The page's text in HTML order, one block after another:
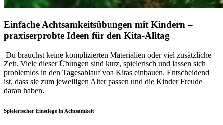
Einfache Achtsamkeitsübungen mit Kindern –
praxiserprobte Ideen für den Kita-Alltag
Du brauchst keine komplizierten Materialien oder viel zusätzliche
Zeit. Viele dieser Übungen sind kurz, spielerisch und lassen sich
problemlos in den Tagesablauf von Kitas einbauen. Entscheidend
ist, dass sie zum jeweiligen Alter passen und die Kinder Freude
daran haben.
Spielerischer Einstiege in Achtsamkeit